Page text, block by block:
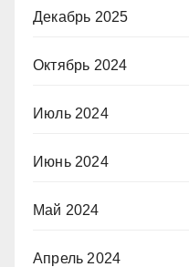
Декабрь 2025
Октябрь 2024
Июль 2024
Июнь 2024
Май 2024
Апрель 2024